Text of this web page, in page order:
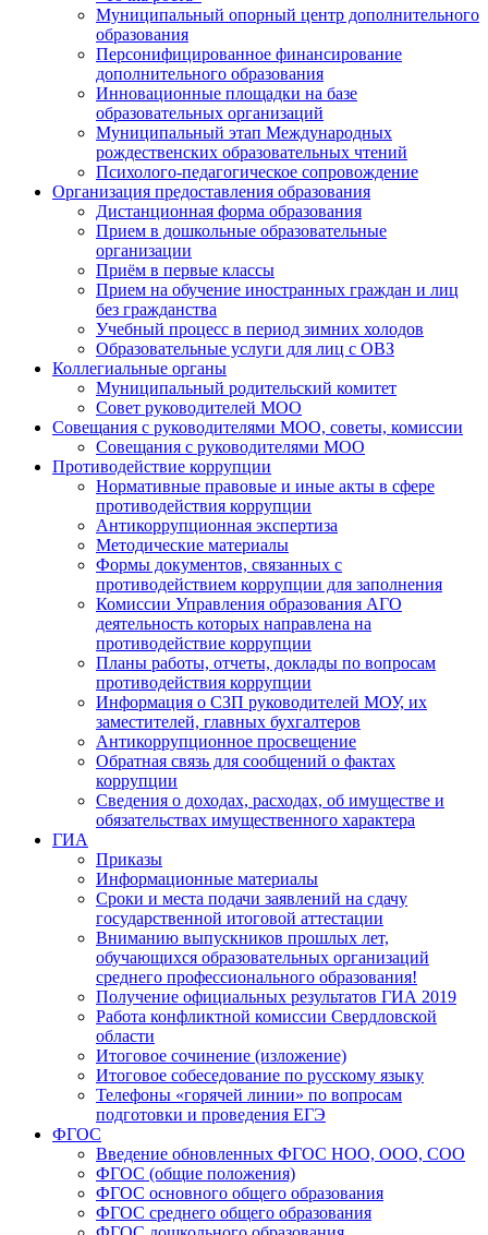
Муниципальный опорный центр дополнительного
образования
Персонифицированное финансирование
дополнительного образования
Инновационные площадки на базе
образовательных организаций
Муниципальный этап Международных
рождественских образовательных чтений
Психолого-педагогическое сопровождение
Организация предоставления образования
Дистанционная форма образования
Прием в дошкольные образовательные
организации
Приём в первые классы
Прием на обучение иностранных граждан и лиц
без гражданства
Учебный процесс в период зимних холодов
Образовательные услуги для лиц с ОВЗ
Коллегиальные органы
Муниципальный родительский комитет
Совет руководителей МОО
Совещания с руководителями МОО, советы, комиссии
Совещания с руководителями МОО
Противодействие коррупции
Нормативные правовые и иные акты в сфере
противодействия коррупции
Антикоррупционная экспертиза
Методические материалы
Формы документов, связанных с
противодействием коррупции для заполнения
Комиссии Управления образования АГО
деятельность которых направлена на
противодействие коррупции
Планы работы, отчеты, доклады по вопросам
противодействия коррупции
Информация о СЗП руководителей МОУ, их
заместителей, главных бухгалтеров
Антикоррупционное просвещение
Обратная связь для сообщений о фактах
коррупции
Сведения о доходах, расходах, об имуществе и
обязательствах имущественного характера
ГИА
Приказы
Информационные материалы
Сроки и места подачи заявлений на сдачу
государственной итоговой аттестации
Вниманию выпускников прошлых лет,
обучающихся образовательных организаций
среднего профессионального образования!
Получение официальных результатов ГИА 2019
Работа конфликтной комиссии Свердловской
области
Итоговое сочинение (изложение)
Итоговое собеседование по русскому языку
Телефоны «горячей линии» по вопросам
подготовки и проведения ЕГЭ
ФГОС
Введение обновленных ФГОС НОО, ООО, СОО
ФГОС (общие положения)
ФГОС основного общего образования
ФГОС среднего общего образования